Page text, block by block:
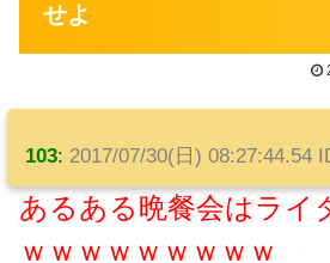
せよ
103: 2017/07/30(日) 08:27:44.54
あるある晩餐会はライ
ｗｗｗｗｗｗｗｗｗ